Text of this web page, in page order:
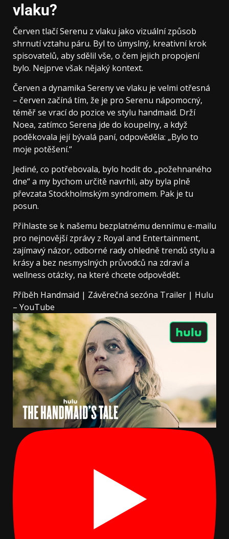
vlaku?
Červen tlačí Serenu z vlaku jako vizuální způsob
shrnutí vztahu páru. Byl to úmyslný, kreativní krok
spisovatelů, aby sdělil vše, o čem jejich propojení
bylo. Nejprve však nějaký kontext.
Červen a dynamika Sereny ve vlaku je velmi otřesná
– červen začíná tím, že je pro Serenu nápomocný,
téměř se vrací do pozice ve stylu handmaid. Drží
Noea, zatímco Serena jde do koupelny, a když
poděkovala její bývalá paní, odpověděla: „Bylo to
moje potěšení.“
Jediné, co potřebovala, bylo hodit do „požehnaného
dne“ a my bychom určitě navrhli, aby byla plně
převzata Stockholmským syndromem. Pak je tu
posun.
Přihlaste se k našemu bezplatnému dennímu e-mailu
pro nejnovější zprávy z Royal and Entertainment,
zajímavý názor, odborné rady ohledně trendů stylu a
krásy a bez nesmyslných průvodců na zdraví a
wellness otázky, na které chcete odpovědět.
Příběh Handmaid | Závěrečná sezóna Trailer | Hulu
– YouTube